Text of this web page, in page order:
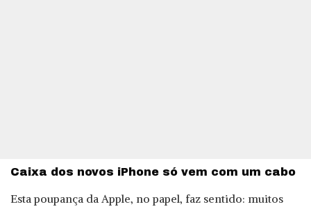
Caixa dos novos iPhone só vem com um cabo
Esta poupança da Apple, no papel, faz sentido: muitos